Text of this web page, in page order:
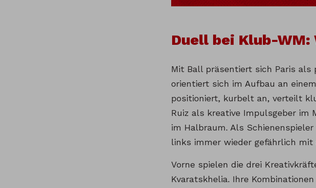
Duell bei Klub-WM:
Mit Ball präsentiert sich Paris als
orientiert sich im Aufbau an
positioniert, kurbelt an, verteilt
Ruiz als kreative Impulsgeber
im Halbraum. Als
links immer wieder gefährlich mit
Vorne spielen die drei
Kvaratskhelia. Ihre